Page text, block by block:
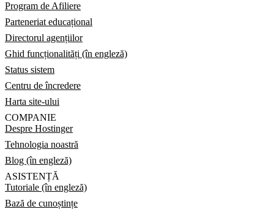
Program de Afiliere
Parteneriat educațional
Directorul agențiilor
Ghid funcționalități (în engleză)
Status sistem
Centru de încredere
Harta site-ului
COMPANIE
Despre Hostinger
Tehnologia noastră
Blog (în engleză)
ASISTENȚĂ
Tutoriale (în engleză)
Bază de cunoștințe